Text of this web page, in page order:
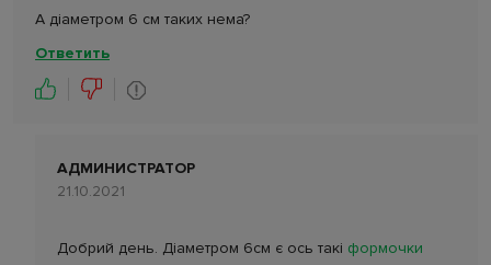
А діаметром 6 см таких нема?
Ответить
АДМИНИСТРАТОР
21.10.2021
Добрий день. Діаметром 6см є ось такі формочки